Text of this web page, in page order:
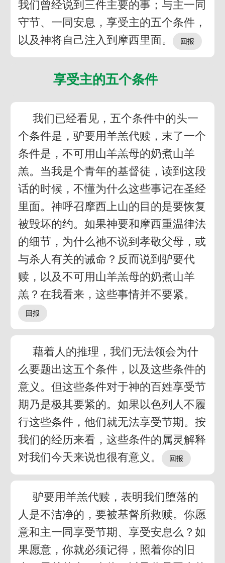
我们曾经说到三件主要的事；与主一同
守节、一同安息，享受主的五个条件，
以及神将自己注入到摩西里面。
享受主的五个条件
我们已经看见，五个条件中的头一
个条件是，驴要用羊羔代赎，末了一个
条件是，不可用山羊羔母的奶煮山羊
羔。当我是个青年的基督徒，读到这段
话的时候，不懂为什么这些事记在圣经
里面。神呼召摩西上山的目的是要恢复
被毁坏的约。如果神要和摩西重温律法
的细节，为什么祂不说到孝敬父母，或
与杀人有关的诫命？反而说到驴要代
赎，以及不可用山羊羔母的奶煮山羊
羔？在我看来，这些事情并不要紧。
藉着人的推理，我们无法领会为什
么要题出这五个条件，以及这些条件的
意义。但这些条件对于神的百姓享受节
期乃是极其要紧的。如果以色列人不履
行这些条件，他们就无法享受节期。按
我们的经历来看，这些条件的属灵解释
对我们今天来说也很有意义。
驴要用羊羔代赎，表明我们堕落的
人是不洁净的，要被基督所救赎。你愿
意和主一同享受节期、享受安息么？如
果愿意，你就必须记得，照着你的旧